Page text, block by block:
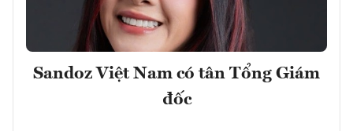
Sandoz Việt Nam có tân Tổng Giám
đốc